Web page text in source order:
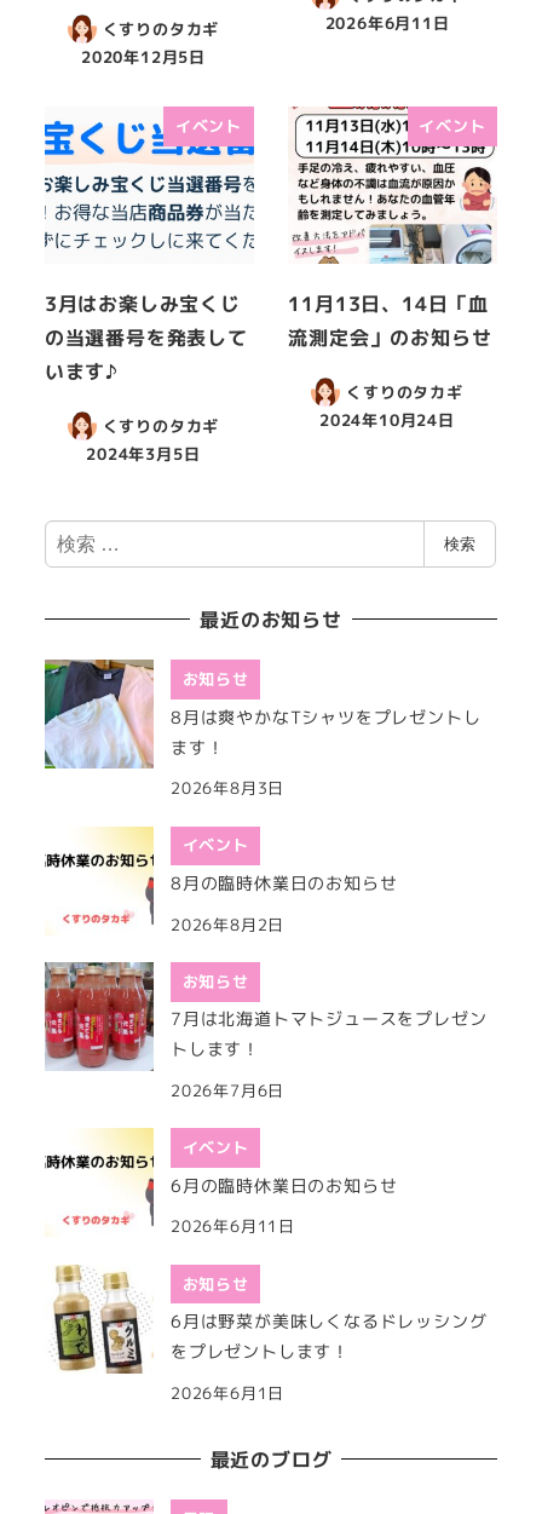
くすりのタカギ
2020年12月5日
2026年6月11日
イベント
3月はお楽しみ宝くじ
の当選番号を発表して
います♪
くすりのタカギ
2024年3月5日
イベント
11月13日、14日「血
流測定会」のお知らせ
くすりのタカギ
2024年10月24日
検
索
検索
最近のお知らせ
お知らせ
8月は爽やかなTシャツをプレゼントし
ます！
2026年8月3日
イベント
8月の臨時休業日のお知らせ
2026年8月2日
お知らせ
7月は北海道トマトジュースをプレゼン
トします！
2026年7月6日
イベント
6月の臨時休業日のお知らせ
2026年6月11日
お知らせ
6月は野菜が美味しくなるドレッシング
をプレゼントします！
2026年6月1日
最近のブログ